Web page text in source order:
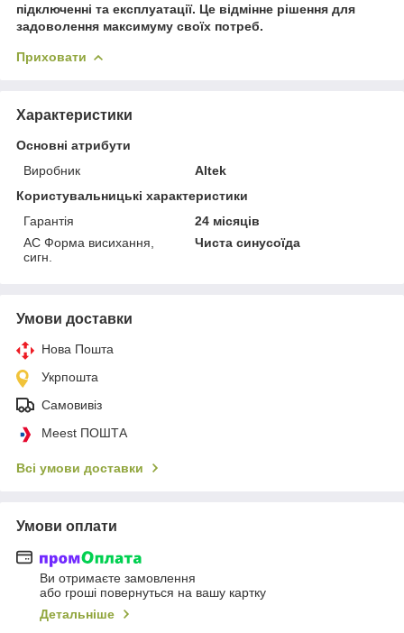
підключенні та експлуатації. Це відмінне рішення для
задоволення максимуму своїх потреб.
Приховати
Характеристики
Основні атрибути
Виробник
Altek
Користувальницькі характеристики
Гарантія
24 місяців
AC Форма висихання,
сигн.
Чиста синусоїда
Умови доставки
Нова Пошта
Укрпошта
Самовивіз
Meest ПОШТА
Всі умови доставки
Умови оплати
Ви отримаєте замовлення
або гроші повернуться на вашу картку
Детальніше